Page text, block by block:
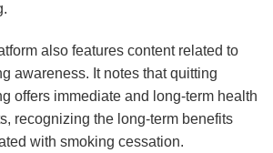
also features content related to
awareness. It notes that quitting
offers immediate and long-term health
recognizing the long-term benefits
with smoking cessation.